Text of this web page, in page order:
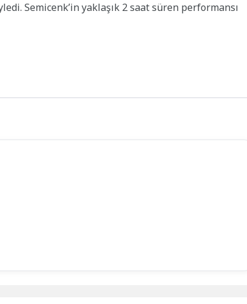
Semicenk’in yaklaşık 2 saat süren performansı